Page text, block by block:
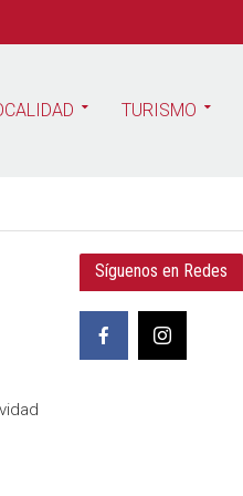
TURISMO
Síguenos en Redes